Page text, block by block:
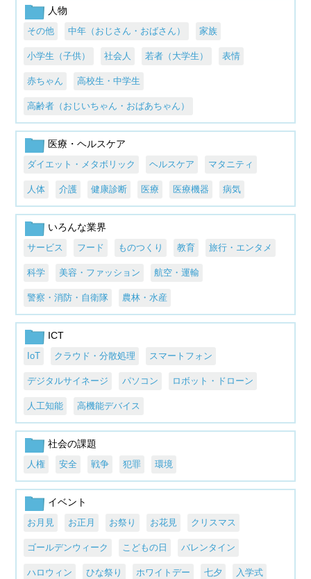
人物
その他 中年（おじさん・おばさん） 家族
小学生（子供） 社会人 若者（大学生） 表情
赤ちゃん 高校生・中学生
高齢者（おじいちゃん・おばあちゃん）
医療・ヘルスケア
ダイエット・メタボリック ヘルスケア マタニティ
人体 介護 健康診断 医療 医療機器 病気
いろんな業界
サービス フード ものつくり 教育 旅行・エンタメ
科学 美容・ファッション 航空・運輸
警察・消防・自衛隊 農林・水産
ICT
IoT クラウド・分散処理 スマートフォン
デジタルサイネージ パソコン ロボット・ドローン
人工知能 高機能デバイス
社会の課題
人権 安全 戦争 犯罪 環境
イベント
お月見 お正月 お祭り お花見 クリスマス
ゴールデンウィーク こどもの日 バレンタイン
ハロウィン ひな祭り ホワイトデー 七夕 入学式